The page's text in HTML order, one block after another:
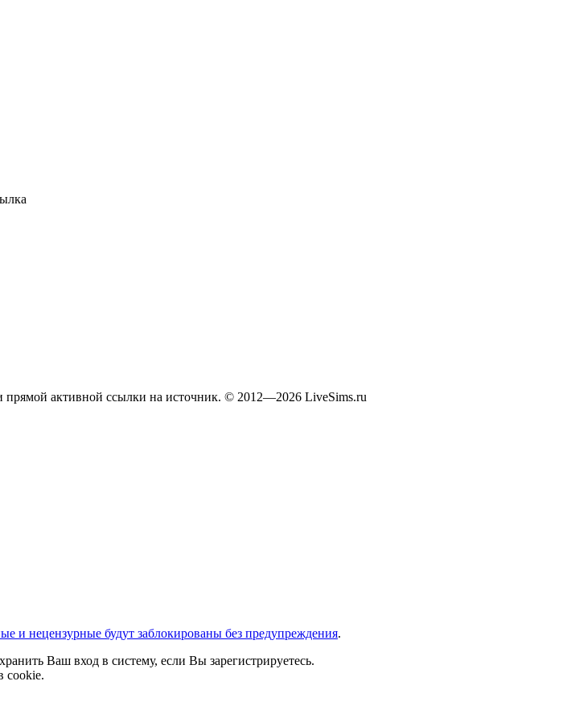
прямой активной ссылки на источник. © 2012—2026 LiveSims.ru
и нецензурные будут заблокированы без предупреждения.
Ваш вход в систему, если Вы зарегистрируетесь.
cookie.